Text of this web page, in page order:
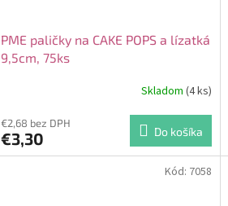
PME paličky na CAKE POPS a lízatká
9,5cm, 75ks
Skladom (4 ks)
€2,68 bez DPH
€3,30 Do košíka
Kód: 7058